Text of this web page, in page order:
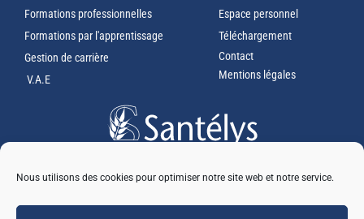
Nous utilisons des cookies pour optimiser notre site web et notre service.
Formations professionnelles
Formations par l'apprentissage
Gestion de carrière
V.A.E
Espace personnel
Téléchargement
Contact
Mentions légales
59120 LOOS
03 20 16 03 60